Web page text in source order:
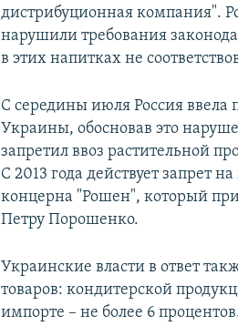
дистрибуционная компания".
нарушили требования
в этих напитках не
С середины июля Россия
Украины, обосновав это
запретил ввоз растительной
С 2013 года действует запрет
концерна "Рошен", который
Петру Порошенко.
Украинские власти в ответ
товаров: кондитерской
импорте – не более 6